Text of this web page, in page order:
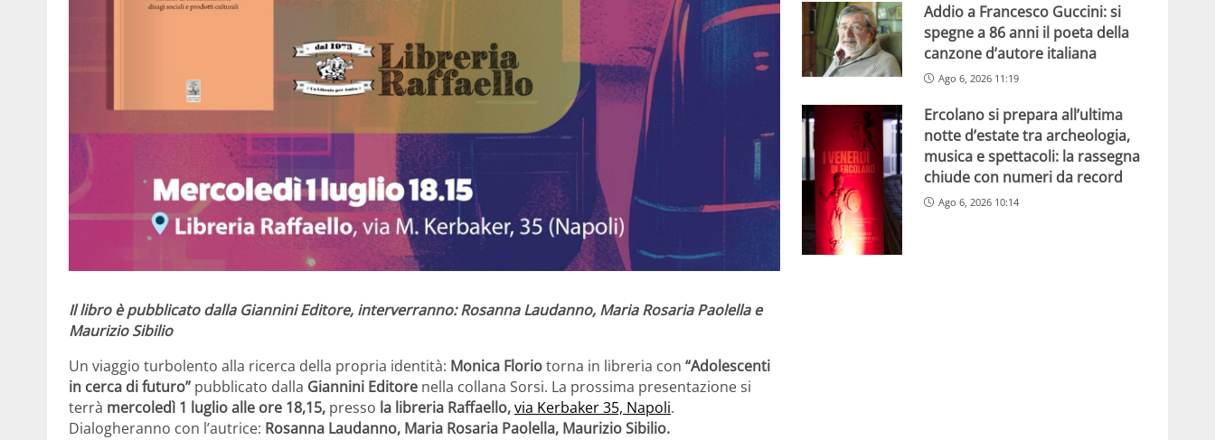
Il libro è pubblicato dalla Giannini Editore, interverranno:Rosanna Laudanno, Maria Rosaria Paolella e
Maurizio Sibilio
Un viaggio turbolento alla ricerca della propria identità: Monica Floriotorna in libreria con “Adolescenti
in cerca di futuro” pubblicato dalla Giannini Editore nella collana Sorsi. La prossima presentazione si
terrà mercoledì 1 luglio alle ore 18,15, presso la libreria Raffaello,via Kerbaker 35, Napoli.
Dialogheranno con l’autrice: Rosanna Laudanno, Maria Rosaria Paolella, Maurizio Sibilio.
Addio a Francesco Guccini: si
spegne a 86 anni il poeta della
canzone d’autore italiana
Ago 6, 2026 11:19
Ercolano si prepara all’ultima
notte d’estate tra archeologia,
musica e spettacoli: la rassegna
chiude con numeri da record
Ago 6, 2026 10:14